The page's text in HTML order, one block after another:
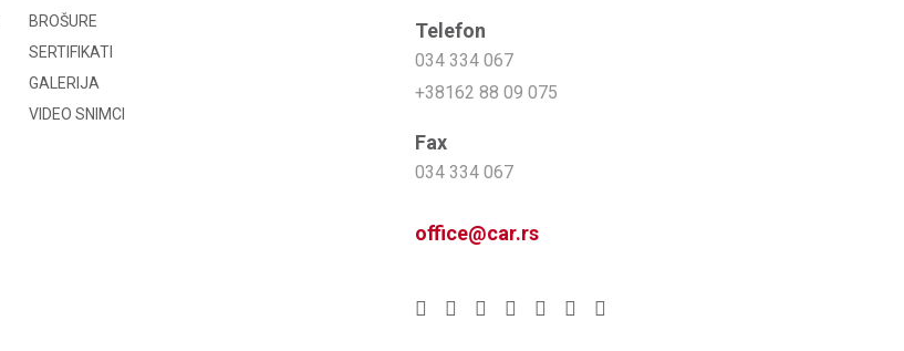
BROŠURE
SERTIFIKATI
GALERIJA
VIDEO SNIMCI
Telefon
034 334 067
+38162 88 09 075
Fax
034 334 067
office@car.rs